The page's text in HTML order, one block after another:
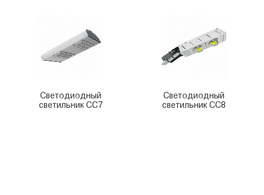
Светодиодный
светильник СС7
Светодиодный
светильник СС8